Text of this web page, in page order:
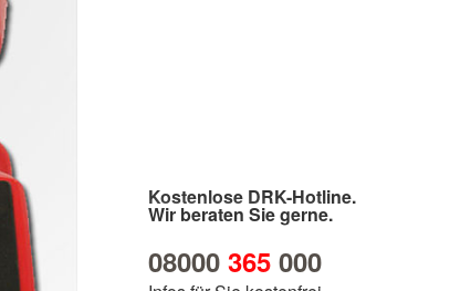
Kostenlose DRK-Hotline.
Wir beraten Sie gerne.
08000 365 000